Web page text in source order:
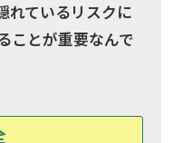
れているリスクに
ことが重要なんで